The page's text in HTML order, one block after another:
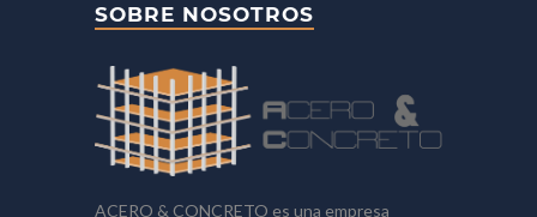
SOBRE NOSOTROS
ACERO & CONCRETO es una empresa